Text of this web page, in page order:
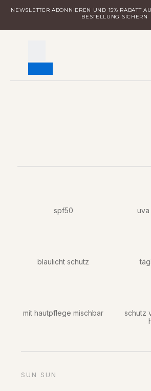
InhaltNEWSLETTER ABONNIEREN UND 15% RABATT
BESTELLUNG SICHERN
spf50 uva
blaulicht schutz
mit hautpflege mischbar
schutz
SUN SUN